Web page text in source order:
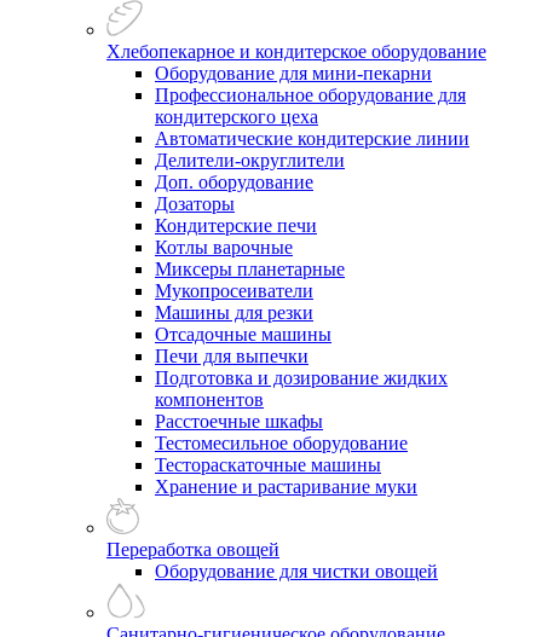
Хлебопекарное и кондитерское оборудование
Оборудование для мини-пекарни
Профессиональное оборудование для
кондитерского цеха
Автоматические кондитерские линии
Делители-округлители
Доп. оборудование
Дозаторы
Кондитерские печи
Котлы варочные
Миксеры планетарные
Мукопросеиватели
Машины для резки
Отсадочные машины
Печи для выпечки
Подготовка и дозирование жидких
компонентов
Расстоечные шкафы
Тестомесильное оборудование
Тестораскаточные машины
Хранение и растаривание муки
Переработка овощей
Оборудование для чистки овощей